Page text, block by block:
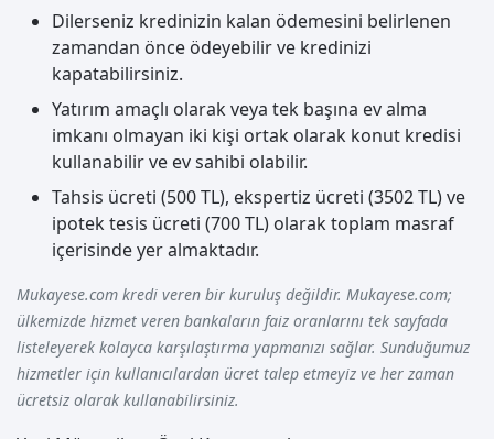
Dilerseniz kredinizin kalan ödemesini belirlenen
zamandan önce ödeyebilir ve kredinizi
kapatabilirsiniz.
Yatırım amaçlı olarak veya tek başına ev alma
imkanı olmayan iki kişi ortak olarak konut kredisi
kullanabilir ve ev sahibi olabilir.
Tahsis ücreti (500 TL), ekspertiz ücreti (3502 TL) ve
ipotek tesis ücreti (700 TL) olarak toplam masraf
içerisinde yer almaktadır.
Mukayese.com kredi veren bir kuruluş değildir. Mukayese.com;
ülkemizde hizmet veren bankaların faiz oranlarını tek sayfada
listeleyerek kolayca karşılaştırma yapmanızı sağlar. Sunduğumuz
hizmetler için kullanıcılardan ücret talep etmeyiz ve her zaman
ücretsiz olarak kullanabilirsiniz.